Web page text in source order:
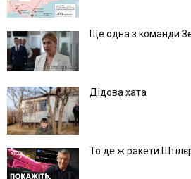
Ще одна з команди
Дідова хата
То де ж ракети